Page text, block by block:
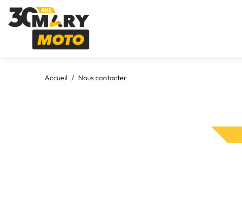
Accueil Nous contacter